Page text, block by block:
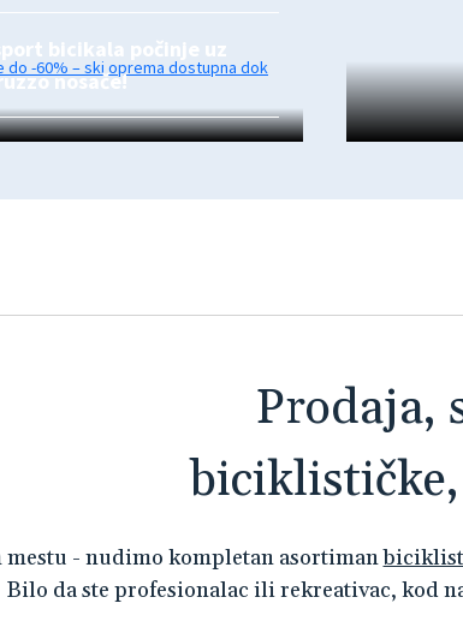
bicikala počinje uz
nosače!
Prodaja,
mestu - nudimo kompletan asortiman
Bilo da ste profesionalac ili rekreativac, kod